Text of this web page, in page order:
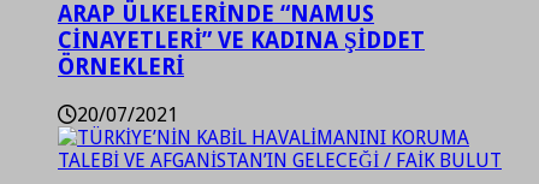
ARAP ÜLKELERİNDE “NAMUS
CİNAYETLERİ” VE KADINA ŞİDDET
ÖRNEKLERİ
20/07/2021